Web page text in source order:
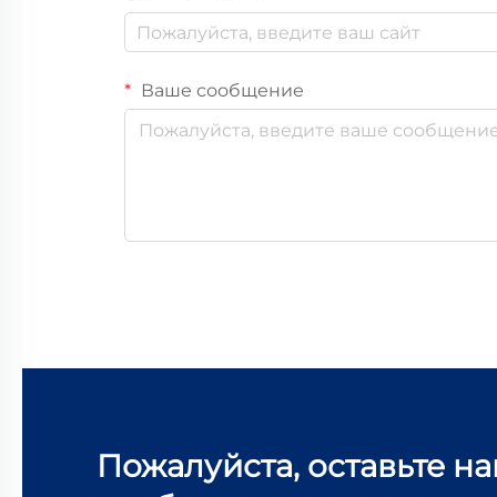
Ваше сообщение
Пожалуйста, оставьте